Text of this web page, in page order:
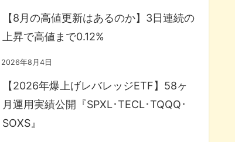
【8月の高値更新はあるのか】3日連続の
上昇で高値まで0.12%
2026年8月4日
【2026年爆上げレバレッジETF】58ヶ
月運用実績公開『SPXL･TECL･TQQQ･
SOXS』